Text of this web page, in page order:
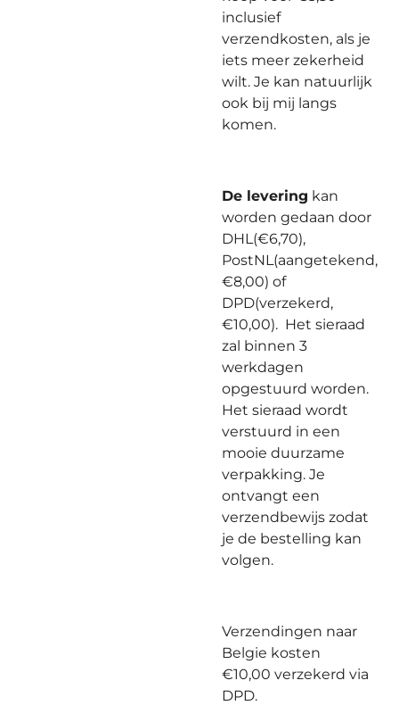
inclusief
verzendkosten, als je
iets meer zekerheid
wilt. Je kan natuurlijk
ook bij mij langs
komen.
De levering kan
worden gedaan door
DHL(€6,70),
PostNL(aangetekend,
€8,00) of
DPD(verzekerd,
€10,00). Het sieraad
zal binnen 3
werkdagen
opgestuurd worden.
Het sieraad wordt
verstuurd in een
mooie duurzame
verpakking. Je
ontvangt een
verzendbewijs zodat
je de bestelling kan
volgen.
Verzendingen naar
Belgie kosten
€10,00 verzekerd via
DPD.